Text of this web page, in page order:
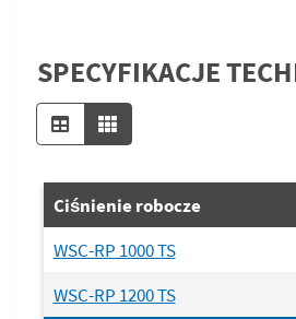
SPECYFIKACJE
Ciśnienie robocze
WSC-RP 1000 TS
WSC-RP 1200 TS